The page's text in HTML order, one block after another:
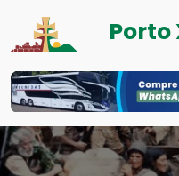
Porto